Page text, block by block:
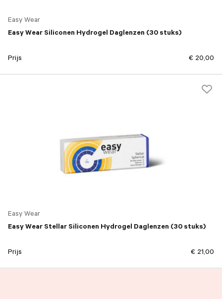
Easy Wear
Easy Wear Siliconen Hydrogel Daglenzen (30 stuks)
Prijs € 20,00
Easy Wear
Easy Wear Stellar Siliconen Hydrogel Daglenzen (30 stuks)
Prijs € 21,00